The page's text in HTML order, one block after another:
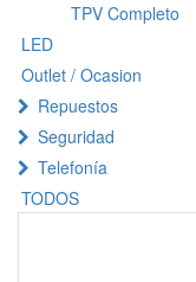
TPV Completo
LED
Outlet / Ocasion
Repuestos
Seguridad
Telefonía
TODOS